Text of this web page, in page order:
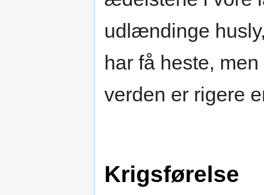
udlændinge
har få heste,
verden er rigere
Krigsførelse